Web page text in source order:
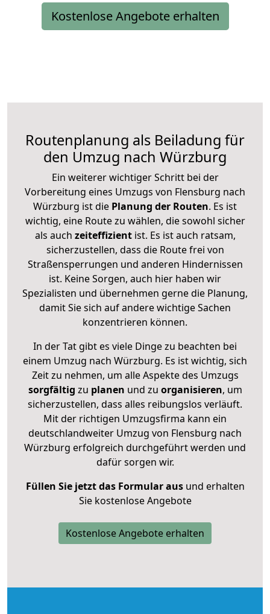
Kostenlose Angebote erhalten
Routenplanung als Beiladung für
den Umzug nach Würzburg
Ein weiterer wichtiger Schritt bei der
Vorbereitung eines Umzugs von Flensburg nach
Würzburg ist die Planung der Routen. Es ist
wichtig, eine Route zu wählen, die sowohl sicher
als auch zeiteffizientist. Es ist auch ratsam,
sicherzustellen, dass die Route frei von
Straßensperrungen und anderen Hindernissen
ist. Keine Sorgen, auch hier haben wir
Spezialisten und übernehmen gerne die Planung,
damit Sie sich auf andere wichtige Sachen
konzentrieren können.
In der Tat gibt es viele Dinge zu beachten bei
einem Umzug nach Würzburg. Es ist wichtig, sich
Zeit zu nehmen, um alle Aspekte des Umzugs
sorgfältig zu planen und zu organisieren, um
sicherzustellen, dass alles reibungslos verläuft.
Mit der richtigen Umzugsfirma kann ein
deutschlandweiter Umzug von Flensburg nach
Würzburg erfolgreich durchgeführt werden und
dafür sorgen wir.
Füllen Sie jetzt das Formular ausund erhalten
Sie kostenlose Angebote
Kostenlose Angebote erhalten